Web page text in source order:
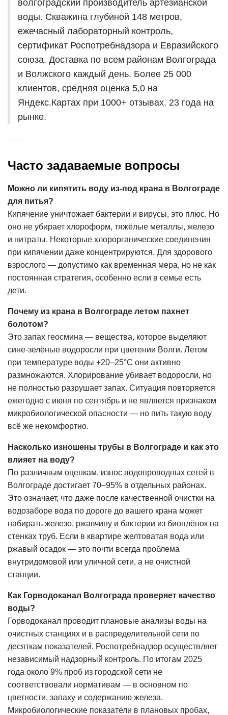
волгоградский производитель артезианской
воды. Скважина глубиной 148 метров,
ежечасный лабораторный контроль,
сертификат Роспотребнадзора и Евразийского
союза. Доставка по всем районам Волгограда
и Волжского каждый день. Более 25 000
клиентов, средняя оценка 5,0 на
Яндекс.Картах при 1000+ отзывах. 23 года на
рынке.
Часто задаваемые вопросы
Можно ли кипятить воду из-под крана в Волгограде
для питья?
Кипячение уничтожает бактерии и вирусы, это плюс. Но
оно не убирает хлороформ, тяжёлые металлы, железо
и нитраты. Некоторые хлорорганические соединения
при кипячении даже концентрируются. Для здорового
взрослого — допустимо как временная мера, но не как
постоянная стратегия, особенно если в семье есть
дети.
Почему из крана в Волгограде летом пахнет
болотом?
Это запах геосмина — вещества, которое выделяют
сине-зелёные водоросли при цветении Волги. Летом
при температуре воды +20–25°C они активно
размножаются. Хлорирование убивает водоросли, но
не полностью разрушает запах. Ситуация повторяется
ежегодно с июня по сентябрь и не является признаком
микробиологической опасности — но пить такую воду
всё же некомфортно.
Насколько изношены трубы в Волгограде и как это
влияет на воду?
По различным оценкам, износ водопроводных сетей в
Волгограде достигает 70–95% в отдельных районах.
Это означает, что даже после качественной очистки на
водозаборе вода по дороге до вашего крана может
набирать железо, ржавчину и бактерии из биоплёнок на
стенках труб. Если в квартире желтоватая вода или
ржавый осадок — это почти всегда проблема
внутридомовой или уличной сети, а не очистной
станции.
Как Горводоканал Волгограда проверяет качество
воды?
Горводоканал проводит плановые анализы воды на
очистных станциях и в распределительной сети по
десяткам показателей. Роспотребнадзор осуществляет
независимый надзорный контроль. По итогам 2025
года около 9% проб из городской сети не
соответствовали нормативам — в основном по
цветности, запаху и содержанию железа.
Микробиологические показатели в плановых пробах,